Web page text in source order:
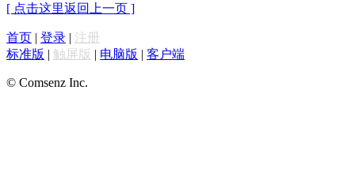
[ 点击这里返回上一页 ]
首页 | 登录 | 注册
标准版 | 触屏版 | 电脑版 | 客户端
© Comsenz Inc.